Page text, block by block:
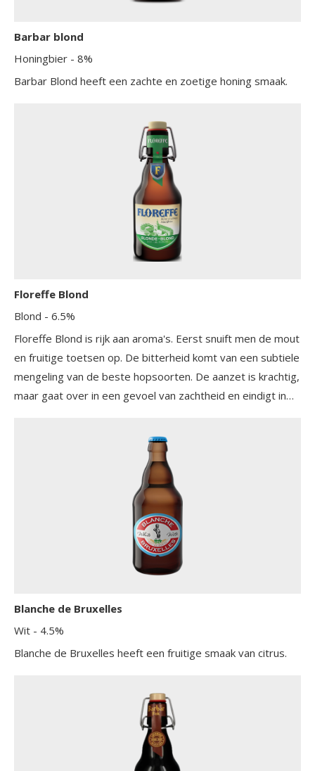
Barbar blond
Honingbier - 8%
Barbar Blond heeft een zachte en zoetige honing smaak.
Floreffe Blond
Blond - 6.5%
Floreffe Blond is rijk aan aroma's. Eerst snuift men de mout
en fruitige toetsen op. De bitterheid komt van een subtiele
mengeling van de beste hopsoorten. De aanzet is krachtig,
maar gaat over in een gevoel van zachtheid en eindigt in
Blanche de Bruxelles
Wit - 4.5%
Blanche de Bruxelles heeft een fruitige smaak van citrus.